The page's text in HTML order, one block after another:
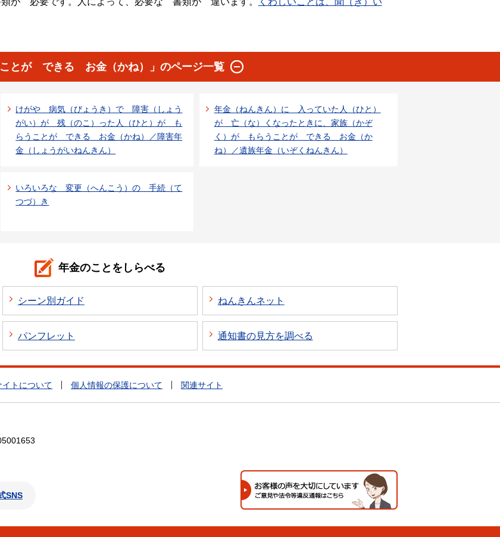
ことが できる お金（かね）」のページ一覧
けがや 病気（びょうき）で 障害（しょう
がい）が 残（のこ）った人（ひと）が も
らうことが できる お金（かね）／障害年
金（しょうがいねんきん）
年金（ねんきん）に 入っていた人（ひと）
が 亡（な）くなったときに、家族（かぞ
く）が もらうことが できる お金（か
ね）／遺族年金（いぞくねんきん）
いろいろな 変更（へんこう）の 手続（て
つづ）き
年金のことをしらべる
シーン別ガイド ねんきんネット
パンフレット 通知書の見方を調べる
イトについて 個人情報の保護について 関連サイト
SNS